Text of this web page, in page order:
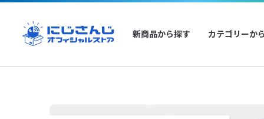
新商品から探す カテゴリーか